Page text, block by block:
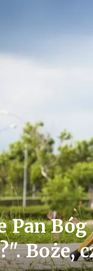
Pan
Boże,